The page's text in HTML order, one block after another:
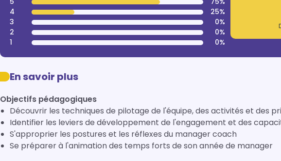
4
25%
3
0%
2
0%
1
0%
En savoir plus
Objectifs pédagogiques
Découvrir les techniques de pilotage de l'équipe, des activités et des
Identifier les leviers de développement de l'engagement et des
S'approprier les postures et les réflexes du manager coach
Se préparer à l'animation des temps forts de son année de manager